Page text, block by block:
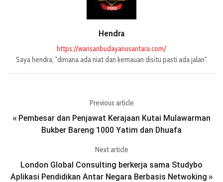
Hendra
https://warisanbudayanusantara.com/
Saya hendra, "dimana ada niat dan kemauan disitu pasti ada jalan".
Previous article
« Pembesar dan Penjawat Kerajaan Kutai Mulawarman
Bukber Bareng 1000 Yatim dan Dhuafa
Next article
London Global Consulting berkerja sama Studybo
Aplikasi Pendidikan Antar Negara Berbasis Netwoking »